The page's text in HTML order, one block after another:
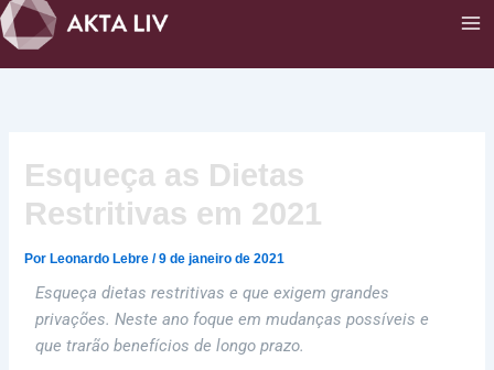
Ir
para
o
Esqueça as Dietas
Restritivas em 2021
Por Leonardo Lebre/9 de janeiro de 2021
Esqueça dietas restritivas e que exigem grandes
privações. Neste ano foque em mudanças possíveis e
que trarão benefícios de longo prazo.